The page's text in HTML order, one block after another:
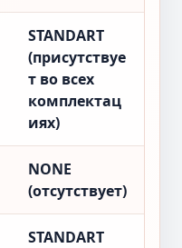
STANDART
(присутствуе
т во всех
комплектац
иях)
NONE
(отсутствует)
STANDART